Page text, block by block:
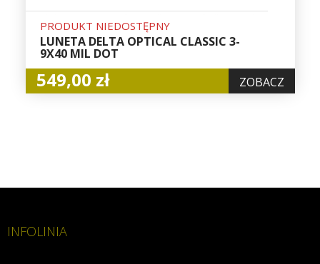
PRODUKT NIEDOSTĘPNY
LUNETA DELTA OPTICAL CLASSIC 3-
9X40 MIL DOT
549,00 zł ZOBACZ
INFOLINIA